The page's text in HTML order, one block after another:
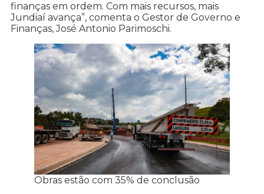
finanças em ordem. Com mais recursos, mais
Jundiaí avança”, comenta o Gestor de Governo e
Finanças, José Antonio Parimoschi.
Obras estão com 35% de conclusão